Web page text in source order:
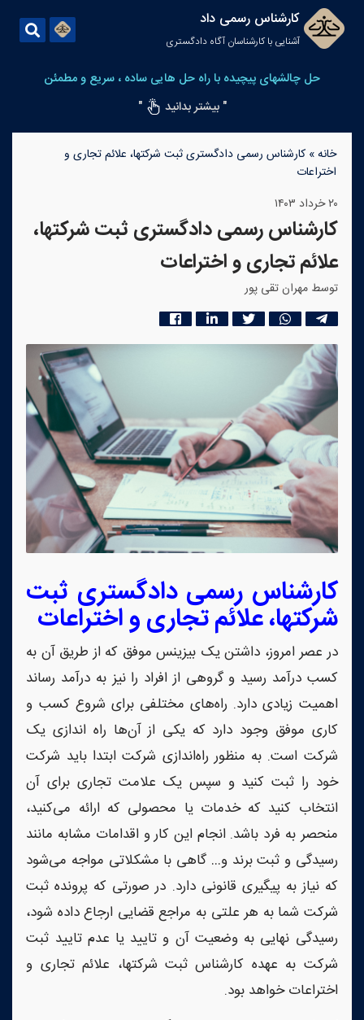
کارشناس رسمی داد
آشنایی با کارشناسان آگاه دادگستری
حل چالشهای پیچیده با راه حل هایی ساده ، سریع و مطمئن
" بیشتر بدانید
"
خانه» کارشناس رسمی دادگستری ثبت شرکتها، علائم تجاری و
اختراعات
۲۰ خرداد ۱۴۰۳
کارشناس رسمی دادگستری ثبت شرکتها،
علائم تجاری و اختراعات
توسط مهران تقی پور
کارشناس رسمی دادگستری ثبت
شرکتها، علائم تجاری و اختراعات
در عصر امروز، داشتن یک بیزینس موفق که از طریق آن به
کسب درآمد رسید و گروهی از افراد را نیز به درآمد رساند
اهمیت زیادی دارد. راه‌های مختلفی برای شروع کسب و
کاری موفق وجود دارد که یکی از آن‌ها راه اندازی یک
شرکت است. به منظور راه‌اندازی شرکت ابتدا باید شرکت
خود را ثبت کنید و سپس یک علامت تجاری برای آن
انتخاب کنید که خدمات یا محصولی که ارائه می‌کنید،
منحصر به فرد باشد. انجام این کار و اقدامات مشابه مانند
رسیدگی و ثبت برند و… گاهی با مشکلاتی مواجه می‌شود
که نیاز به پیگیری قانونی دارد. در صورتی که پرونده ثبت
شرکت شما به هر علتی به مراجع قضایی ارجاع داده شود،
رسیدگی نهایی به وضعیت آن و تایید یا عدم تایید ثبت
شرکت به عهده کارشناس ثبت شرکتها، علائم تجاری و
اختراعات خواهد بود.